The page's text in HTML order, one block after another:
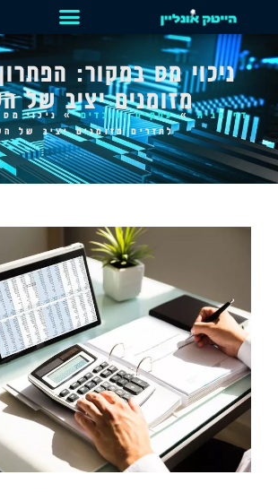
ניכוי מס במקור:
מזומנים יציב של
דף הבית»עסקים ועובדים» ניכוי
לתזרים מזומנים יציב של